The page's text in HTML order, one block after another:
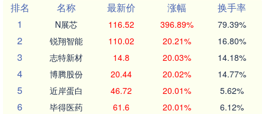
排名
名称 最新价 涨幅
换手率
1
N展芯 116.52 396.89% 79.39%
2 锐翔智能 110.02 20.21% 16.80%
3 志特新材 14.8 20.03% 14.18%
4 博腾股份 20.44 20.02% 14.77%
5 近岸蛋白 46.72 20.01% 5.62%
6 毕得医药 61.6 20.01% 6.12%